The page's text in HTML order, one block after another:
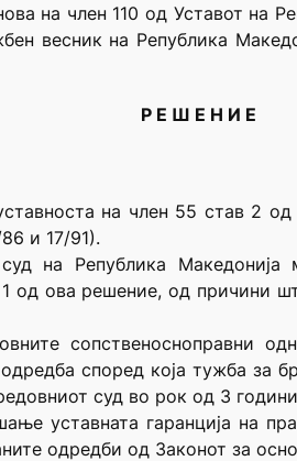
на член 110 од Уставот на
весник на Република
Р Е Ш Е Н И Е
на член 55 став 2
и 17/91).
на Република
од ова решение, од причини
сопственосноправни
одредба според која тужба
суд во рок од 3
уставната гаранција на
одредби од Законот за